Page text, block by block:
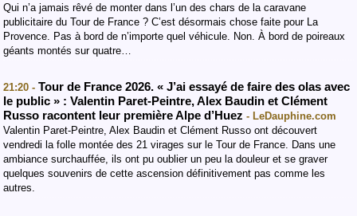
Qui n’a jamais rêvé de monter dans l’un des chars de la caravane
publicitaire du Tour de France ? C’est désormais chose faite pour La
Provence. Pas à bord de n’importe quel véhicule. Non. À bord de poireaux
géants montés sur quatre…
21:20 - Tour de France 2026. « J’ai essayé de faire des olas avec
le public » : Valentin Paret-Peintre, Alex Baudin et Clément
Russo racontent leur première Alpe d’Huez - LeDauphine.com
Valentin Paret-Peintre, Alex Baudin et Clément Russo ont découvert
vendredi la folle montée des 21 virages sur le Tour de France. Dans une
ambiance surchauffée, ils ont pu oublier un peu la douleur et se graver
quelques souvenirs de cette ascension définitivement pas comme les
autres.